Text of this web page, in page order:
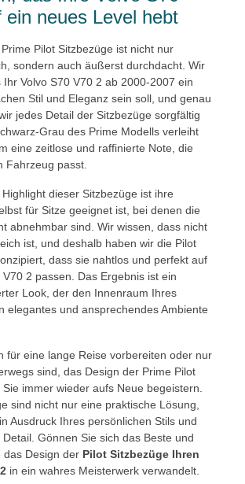
ein neues Level hebt
Pilot Sitzbezüge ist nicht nur
sondern auch äußerst durchdacht. Wir
Volvo S70 V70 2 ab 2000-2007 ein
Stil und Eleganz sein soll, und genau
jedes Detail der Sitzbezüge sorgfältig
Grau des Prime Modells verleiht
eine zeitlose und raffinierte Note, die
Fahrzeug passt.
dieser Sitzbezüge ist ihre
für Sitze geeignet ist, bei denen die
abnehmbar sind. Wir wissen, dass nicht
ist, und deshalb haben wir die Pilot
dass sie nahtlos und perfekt auf
V70 2 passen. Das Ergebnis ist ein
Look, der den Innenraum Ihres
elegantes und ansprechendes Ambiente
für eine lange Reise vorbereiten oder nur
sind, das Design der Prime Pilot
immer wieder aufs Neue begeistern.
sind nicht nur eine praktische Lösung,
Ausdruck Ihres persönlichen Stils und
Gönnen Sie sich das Beste und
das Design der Pilot Sitzbezüge Ihren
in ein wahres Meisterwerk verwandelt.